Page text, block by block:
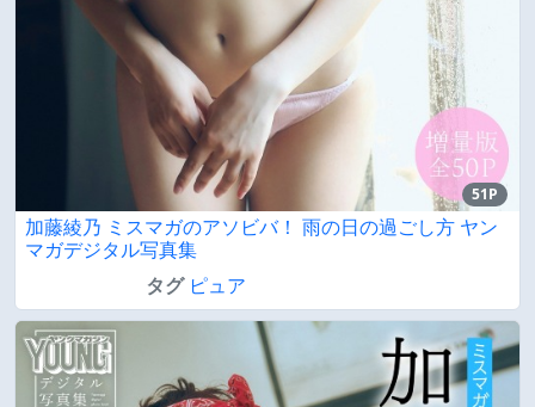
51P
加藤綾乃 ミスマガのアソビバ！ 雨の日の過ごし方 ヤン
マガデジタル写真集
タグ ピュア